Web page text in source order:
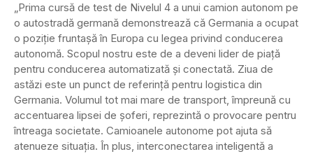
„Prima cursă de test de Nivelul 4 a unui camion autonom pe
o autostradă germană demonstrează că Germania a ocupat
o poziție fruntașă în Europa cu legea privind conducerea
autonomă. Scopul nostru este de a deveni lider de piață
pentru conducerea automatizată și conectată. Ziua de
astăzi este un punct de referință pentru logistica din
Germania. Volumul tot mai mare de transport, împreună cu
accentuarea lipsei de șoferi, reprezintă o provocare pentru
întreaga societate. Camioanele autonome pot ajuta să
atenueze situația. În plus, interconectarea inteligentă a